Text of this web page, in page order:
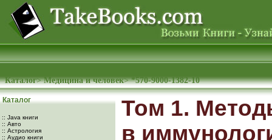
Каталог>Медицина и человек>*570-9000-1382-10
Каталог
:: Java книги
:: Авто
:: Астрология
:: Аудио книги
Том 1.
в